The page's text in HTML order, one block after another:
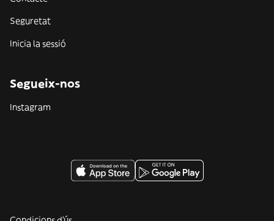
Seguretat
Inicia la sessió
Segueix-nos
Instagram